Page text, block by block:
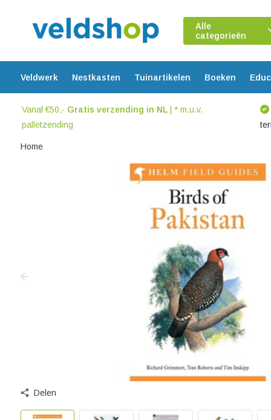
Alle
categorieën
Veldwerk Nestkasten Tuinartikelen Boeken
Vanaf €50,- Gratis verzending in NL| * m.u.v.
palletzending
Home
Delen